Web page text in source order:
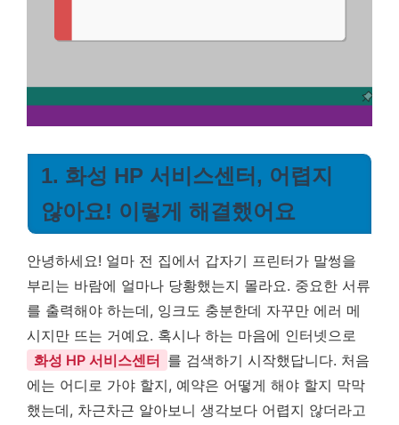
1. 화성 HP 서비스센터, 어렵지
않아요! 이렇게 해결했어요
안녕하세요! 얼마 전 집에서 갑자기 프린터가 말썽을
부리는 바람에 얼마나 당황했는지 몰라요. 중요한 서류
를 출력해야 하는데, 잉크도 충분한데 자꾸만 에러 메
시지만 뜨는 거예요. 혹시나 하는 마음에 인터넷으로
화성 HP 서비스센터 를 검색하기 시작했답니다. 처음
에는 어디로 가야 할지, 예약은 어떻게 해야 할지 막막
했는데, 차근차근 알아보니 생각보다 어렵지 않더라고